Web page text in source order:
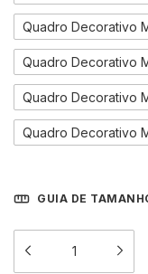
Quadro Decorativo
Quadro Decorativo
Quadro Decorativo
Quadro Decorativo
GUIA DE